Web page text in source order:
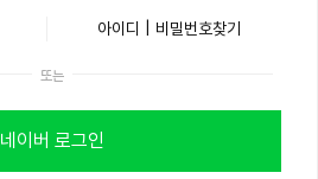
아이디 | 비밀번호찾기
또는
네이버 로그인